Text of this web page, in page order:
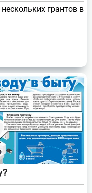
грантов в